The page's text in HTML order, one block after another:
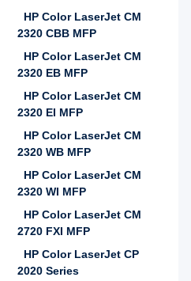
HP Color LaserJet CM
2320 CBB MFP
HP Color LaserJet CM
2320 EB MFP
HP Color LaserJet CM
2320 EI MFP
HP Color LaserJet CM
2320 WB MFP
HP Color LaserJet CM
2320 WI MFP
HP Color LaserJet CM
2720 FXI MFP
HP Color LaserJet CP
2020 Series